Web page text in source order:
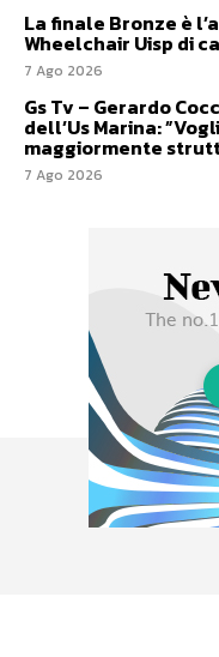
La finale Bronze è
Wheelchair Uisp di
7 Ago 2026
Gs Tv – Gerardo
dell’Us Marina:
maggiormente
7 Ago 2026